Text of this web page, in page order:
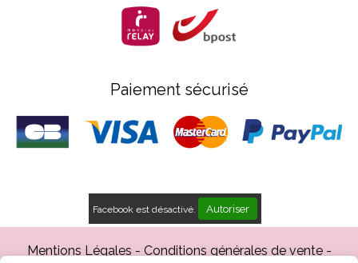
Paiement sécurisé
Facebook est désactivé. Autoriser
Mentions Légales
Conditions générales de vente